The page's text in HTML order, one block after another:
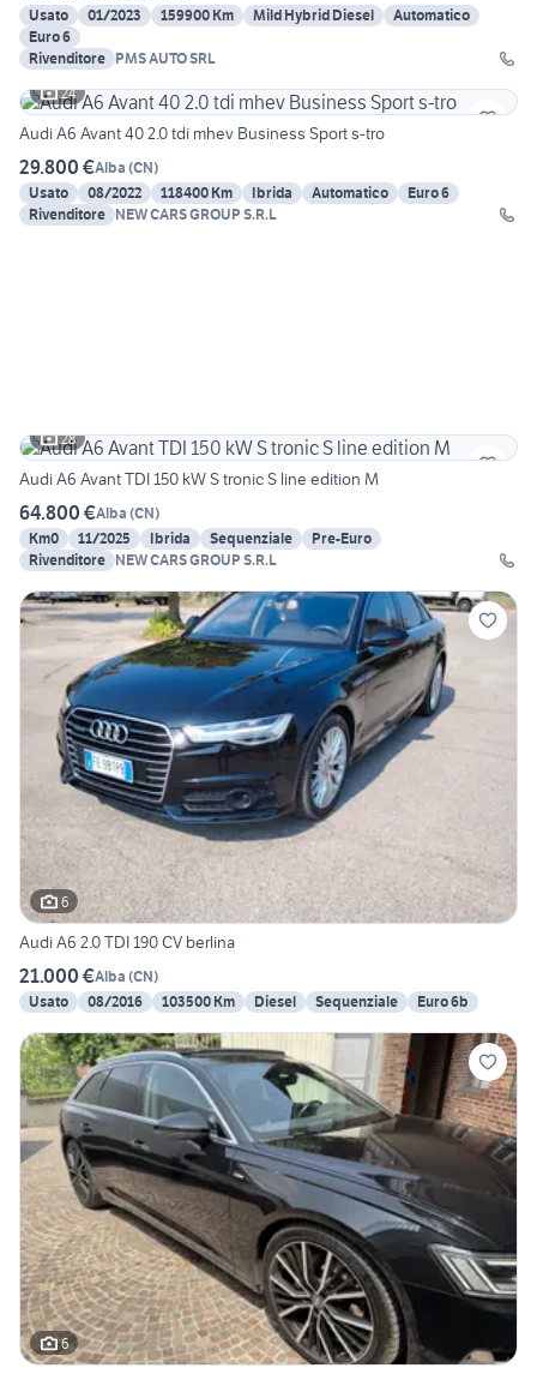
Usato
01/2023 159900 Km Mild Hybrid Diesel
Automatico
Euro 6
Rivenditore PMS AUTO SRL
24
Audi A6 Avant 40 2.0 tdi mhev Business Sport s-tro
29.800 €Alba (CN)
Usato
08/2022 118400 Km Ibrida Automatico
Euro 6
Rivenditore NEW CARS GROUP S.R.L
28
Audi A6 Avant TDI 150 kW S tronic S line edition M
64.800 €Alba (CN)
Km0
11/2025 Ibrida Sequenziale
Pre-Euro
Rivenditore NEW CARS GROUP S.R.L
6
Audi A6 2.0 TDI 190 CV berlina
21.000 €Alba (CN)
Usato
08/2016 103500 Km Diesel Sequenziale Euro 6b
6